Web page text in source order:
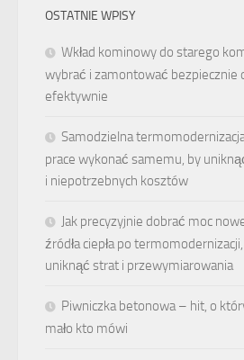
OSTATNIE WPISY
Wkład kominowy do starego
wybrać i zamontować bezpiecznie
efektywnie
Samodzielna
prace wykonać samemu, by
i niepotrzebnych kosztów
Jak precyzyjnie dobrać moc
źródła ciepła po
uniknąć strat i przewymiarowania
Piwniczka betonowa – hit, o
mało kto mówi